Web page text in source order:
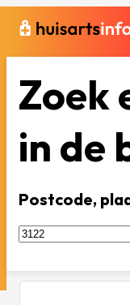
Zoek
in de
Postcode,